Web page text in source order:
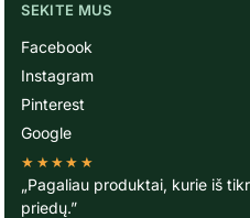
SEKITE MUS
Facebook
Instagram
Pinterest
Google
★★★★★
„Pagaliau produktai, kurie iš
priedų.”